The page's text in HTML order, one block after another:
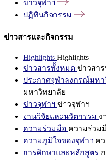
ข่าวจุฬาฯ
ปฏิทินกิจกรรม
ข่าวสารและกิจกรรม
Highlights Highlights
ข่าวสารทั้งหมด ข่าวสา
ประกาศจุฬาลงกรณ์มหา
มหาวิทยาลัย
ข่าวจุฬาฯ ข่าวจุฬาฯ
งานวิจัยและนวัตกรรม ง
ความร่วมมือ ความร่วม
ความภูมิใจของจุฬาฯ ค
การศึกษาและหลักสูตร